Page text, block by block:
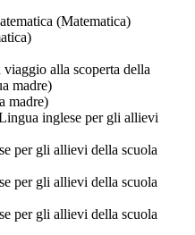
(Matematica)
alla scoperta della
madre)
madre)
inglese per gli allievi
per gli allievi della scuola
per gli allievi della scuola
per gli allievi della scuola